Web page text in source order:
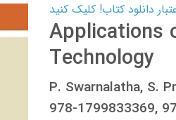
Applications
Technology
P. Swarnalatha, S.
978-1799833369,